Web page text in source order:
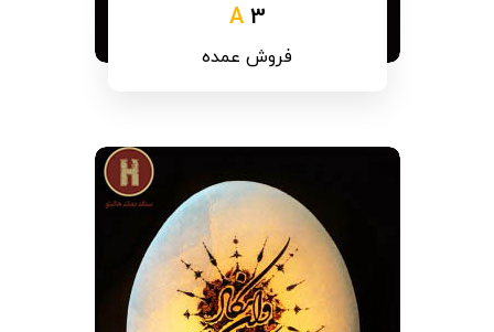
3
A
فروش عمده